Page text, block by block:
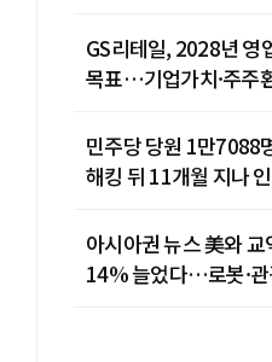
GS리테일, 2028년 영
목표…기업가치·주주
민주당 당원 1만
해킹 뒤 11개월 지나
아시아권 뉴스 美와
14% 늘었다…로봇·관